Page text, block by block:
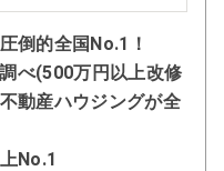
倒的全国No.1！
べ(500万円以上改修
動産ハウジングが全
No.1